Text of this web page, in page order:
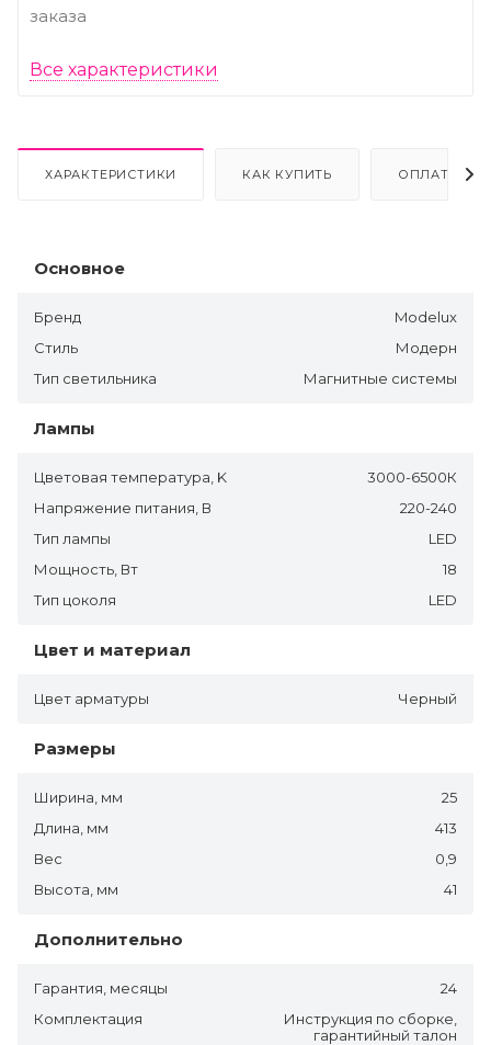
заказа
Все характеристики
ХАРАКТЕРИСТИКИ КАК КУПИТЬ ОПЛАТА
Основное
Бренд
Modelux
Стиль
Модерн
Тип светильника
Магнитные системы
Лампы
Цветовая температура, K
3000-6500К
Напряжение питания, В
220-240
Тип лампы
LED
Мощность, Вт
18
Тип цоколя
LED
Цвет и материал
Цвет арматуры Черный
Размеры
Ширина, мм
25
Длина, мм
413
Вес
0,9
Высота, мм
41
Дополнительно
Гарантия, месяцы
24
Комплектация
Инструкция по сборке,
гарантийный талон